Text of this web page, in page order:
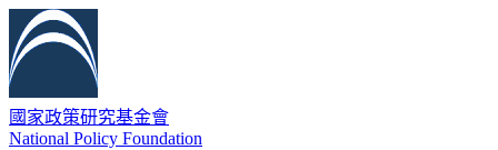
國家政策研究基金會
National Policy Foundation